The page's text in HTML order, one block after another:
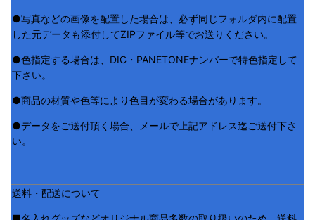
●写真などの画像を配置した場合は、必ず同じフォルダ内に配置
した元データも添付してZIPファイル等でお送りください。
●色指定する場合は、DIC・PANETONEナンバーで特色指定して
下さい。
●商品の材質や色等により色目が変わる場合があります。
●データをご送付頂く場合、メールで上記アドレス迄ご送付下さ
い。
送料・配送について